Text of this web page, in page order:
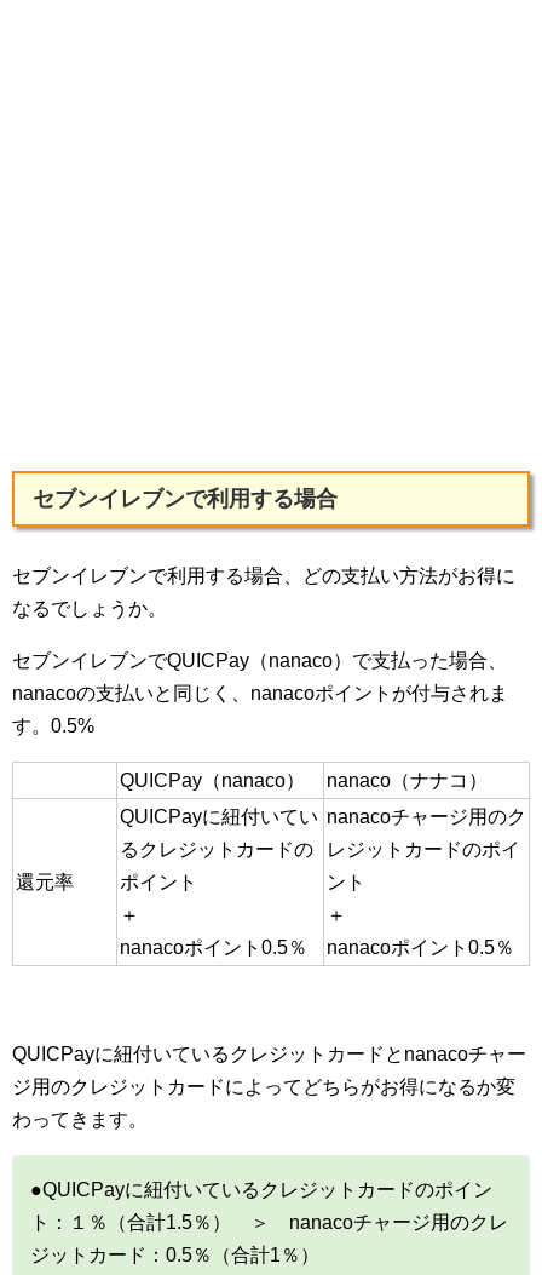
セブンイレブンで利用する場合
セブンイレブンで利用する場合、どの支払い方法がお得に
なるでしょうか。
セブンイレブンでQUICPay（nanaco）で支払った場合、
nanacoの支払いと同じく、nanacoポイントが付与されま
す。0.5%
QUICPay（nanaco） nanaco（ナナコ）
還元率
QUICPayに紐付いてい
るクレジットカードの
ポイント
＋
nanacoポイント0.5％
nanacoチャージ用のク
レジットカードのポイ
ント
＋
nanacoポイント0.5％
QUICPayに紐付いているクレジットカードとnanacoチャー
ジ用のクレジットカードによってどちらがお得になるか変
わってきます。
●QUICPayに紐付いているクレジットカードのポイン
ト：１％（合計1.5％） ＞ nanacoチャージ用のクレ
ジットカード：0.5％（合計1％）